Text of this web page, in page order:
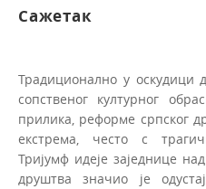
Сажетак
Традиционално у оскудици
сопственог културног
прилика, реформе српског
екстрема, често с
Тријумф идеје заједнице
друштва значио је